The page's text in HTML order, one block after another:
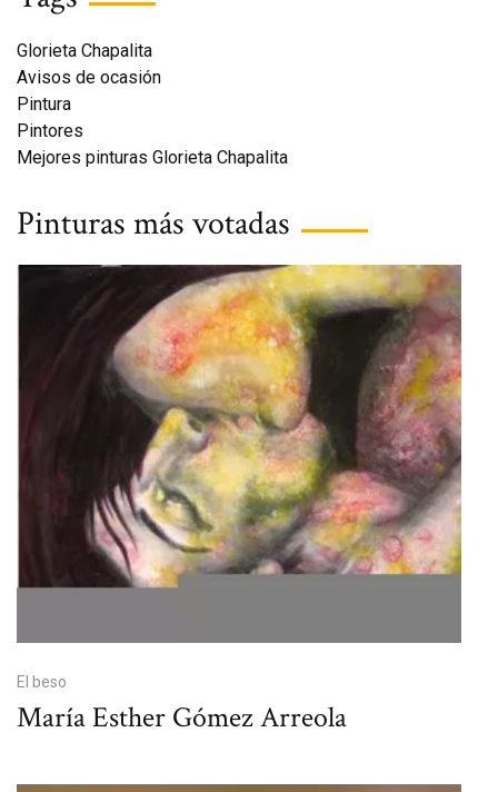
Glorieta Chapalita
Avisos de ocasión
Pintura
Pintores
Mejores pinturas Glorieta Chapalita
Pinturas más votadas
El beso
María Esther Gómez Arreola